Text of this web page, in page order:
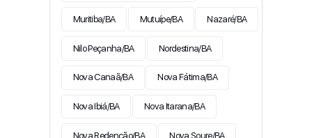
Muritiba/BA Mutuípe/BA Nazaré/BA
Nilo Peçanha/BA Nordestina/BA
Nova Canaã/BA Nova Fátima/BA
Nova Ibiá/BA Nova Itarana/BA
Nova Redenção/BA Nova Soure/BA